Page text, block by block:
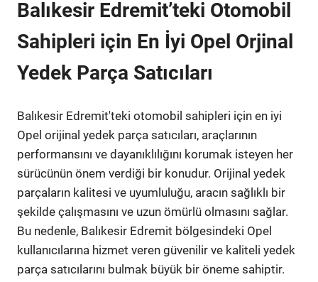
Balıkesir Edremit’teki Otomobil
Sahipleri için En İyi Opel Orjinal
Yedek Parça Satıcıları
Balıkesir Edremit'teki otomobil sahipleri için en iyi
Opel orijinal yedek parça satıcıları, araçlarının
performansını ve dayanıklılığını korumak isteyen her
sürücünün önem verdiği bir konudur. Orijinal yedek
parçaların kalitesi ve uyumluluğu, aracın sağlıklı bir
şekilde çalışmasını ve uzun ömürlü olmasını sağlar.
Bu nedenle, Balıkesir Edremit bölgesindeki Opel
kullanıcılarına hizmet veren güvenilir ve kaliteli yedek
parça satıcılarını bulmak büyük bir öneme sahiptir.